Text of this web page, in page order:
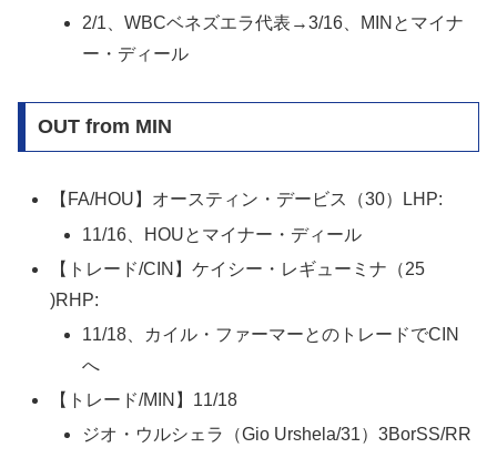
2/1、WBCベネズエラ代表→3/16、MINとマイナ
ー・ディール
OUT from MIN
【FA/HOU】オースティン・デービス（30）LHP:
11/16、HOUとマイナー・ディール
【トレード/CIN】ケイシー・レギューミナ（25
)RHP:
11/18、カイル・ファーマーとのトレードでCIN
へ
【トレード/MIN】11/18
ジオ・ウルシェラ（Gio Urshela/31）3BorSS/RR